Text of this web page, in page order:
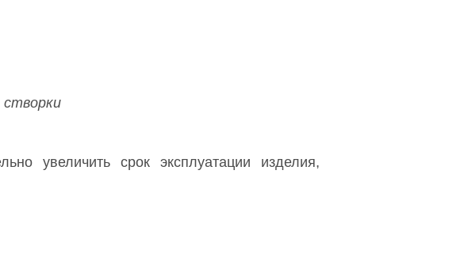
створки
увеличить срок эксплуатации изделия,